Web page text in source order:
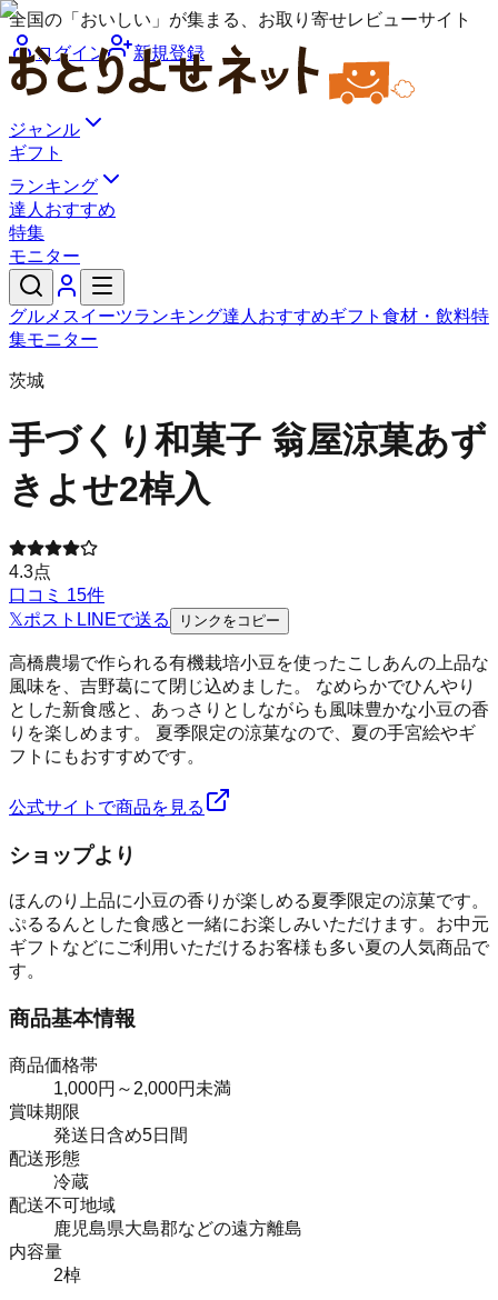
全国の「おいしい」が集まる、お取り寄せレビューサイト
ログイン
新規登録
ジャンル
ギフト
ランキング
達人おすすめ
特集
モニター
グルメ スイーツランキング達人おすすめギフト 食材・飲料特
集モニター
茨城
手づくり和菓子 翁屋涼菓あず
きよせ2棹入
4.3点
口コミ 15件
𝕏ポスト LINEで送る リンクをコピー
高橋農場で作られる有機栽培小豆を使ったこしあんの上品な
風味を、吉野葛にて閉じ込めました。 なめらかでひんやり
とした新食感と、あっさりとしながらも風味豊かな小豆の香
りを楽しめます。 夏季限定の涼菓なので、夏の手宮絵やギ
フトにもおすすめです。
公式サイトで商品を見る
ショップより
ほんのり上品に小豆の香りが楽しめる夏季限定の涼菓です。
ぷるるんとした食感と一緒にお楽しみいただけます。お中元
ギフトなどにご利用いただけるお客様も多い夏の人気商品で
す。
商品基本情報
商品価格帯
1,000円～2,000円未満
賞味期限
発送日含め5日間
配送形態
冷蔵
配送不可地域
鹿児島県大島郡などの遠方離島
内容量
2棹